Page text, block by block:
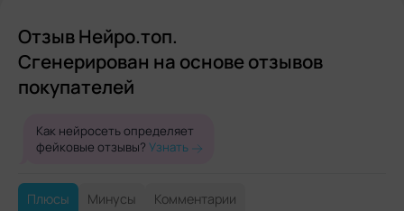
Отзыв Нейро.топ.
Сгенерирован на основе отзывов
покупателей
Как нейросеть определяет
фейковые отзывы? Узнать
Плюсы Минусы Комментарии